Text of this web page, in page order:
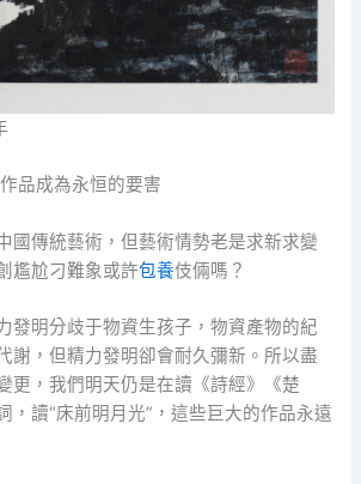
品成為永恒的要害
國傳統藝術，但藝術情勢老是求新求變
尷尬刁難象或許包養伎倆嗎？
發明分歧于物資生孩子，物資產物的紀
謝，但精力發明卻會耐久彌新。所以盡
更，我們明天仍是在讀《詩經》《楚
，讀“床前明月光”，這些巨大的作品永遠